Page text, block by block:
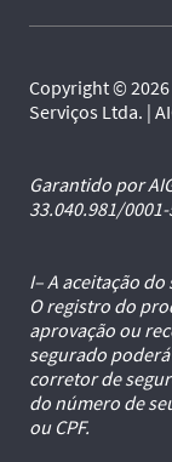
Copyright © 2026
Serviços Ltda. |
Garantido por
33.040.981/0001-
I– A aceitação
O registro do
aprovação ou
segurado
corretor de
do número de
ou CPF.